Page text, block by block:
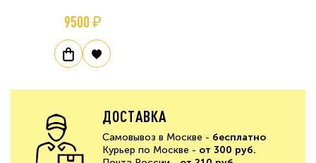
9500 ₽
ДОСТАВКА
Самовывоз в Москве - бесплатно
Курьер по Москве - от 300 руб.